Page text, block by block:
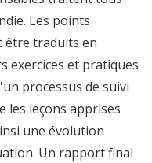
Les points
être traduits en
exercices et pratiques
processus de suivi
les leçons apprises
une évolution
Un rapport final